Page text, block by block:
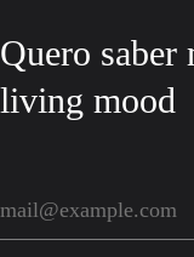
Quero saber
living mood